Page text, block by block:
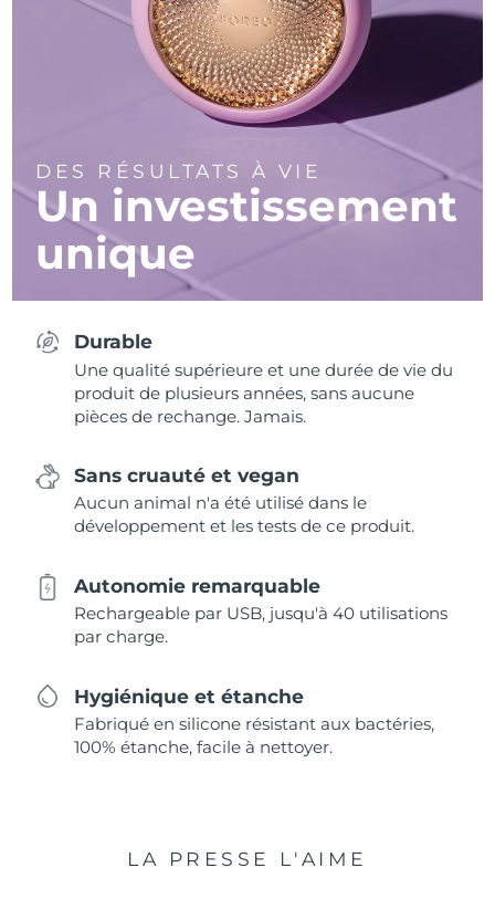
DES RÉSULTATS À VIE
Un investissement
unique
Durable
Une qualité supérieure et une durée de vie du
produit de plusieurs années, sans aucune
pièces de rechange. Jamais.
Sans cruauté et vegan
Aucun animal n'a été utilisé dans le
développement et les tests de ce produit.
Autonomie remarquable
Rechargeable par USB, jusqu'à 40 utilisations
par charge.
Hygiénique et étanche
Fabriqué en silicone résistant aux bactéries,
100% étanche, facile à nettoyer.
LA PRESSE L'AIME